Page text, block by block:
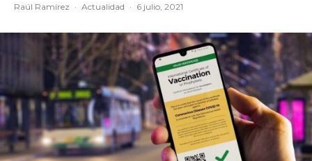
Raúl Ramírez · Actualidad · 6 julio, 2021